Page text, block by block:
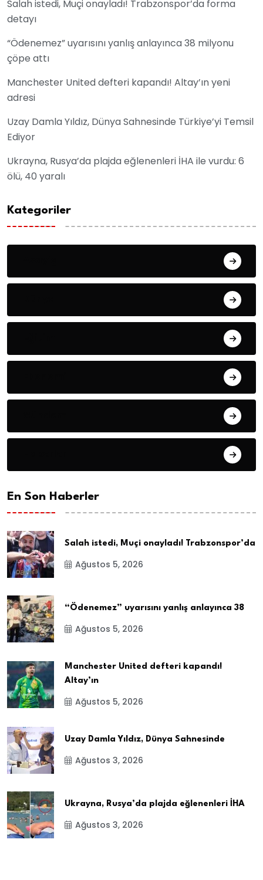
Salah istedi, Muçi onayladı! Trabzonspor’da forma
detayı
“Ödenemez” uyarısını yanlış anlayınca 38 milyonu
çöpe attı
Manchester United defteri kapandı! Altay’ın yeni
adresi
Uzay Damla Yıldız, Dünya Sahnesinde Türkiye’yi Temsil
Ediyor
Ukrayna, Rusya’da plajda eğlenenleri İHA ile vurdu: 6
ölü, 40 yaralı
Kategoriler
En Son Haberler
Salah istedi, Muçi onayladı! Trabzonspor’da
Ağustos 5, 2026
“Ödenemez” uyarısını yanlış anlayınca 38
Ağustos 5, 2026
Manchester United defteri kapandı!
Altay’ın
Ağustos 5, 2026
Uzay Damla Yıldız, Dünya Sahnesinde
Ağustos 3, 2026
Ukrayna, Rusya’da plajda eğlenenleri İHA
Ağustos 3, 2026